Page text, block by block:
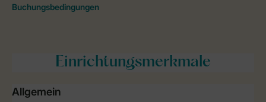
Einrichtungsmerkmale
Allgemein